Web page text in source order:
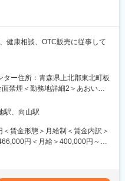
アップしておりますのでご安心
欄と併せてご確認ください。
すが、状況に応じて（3）
す。
健康相談、OTC販売に従事して
療の中での役割を果たすべく、
歴等を充分に考慮して薬を渡す
いてあらゆる面でサポートが行
実させ、専門知識を身につけた
ングの提供を目指しています。
ター住所：青森県上北郡東北町板
禁煙＜勤務地詳細2＞あおいも
せ町住吉4丁目50-2110 受動喫煙
駅、向山駅
賃金形態＞月給制＜賃金内訳＞
円＜月給＞400,000円～